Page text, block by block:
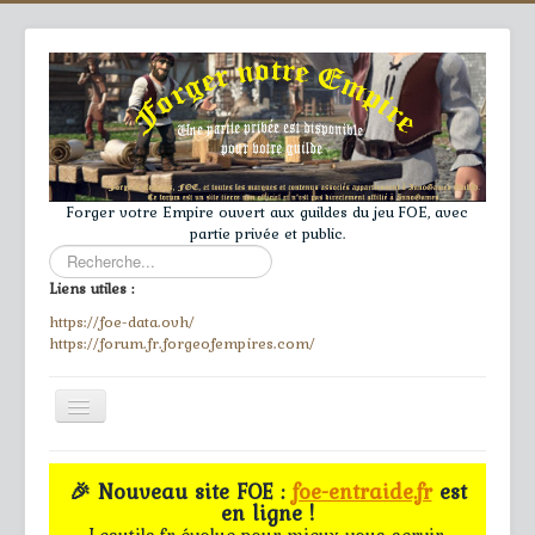
Forger votre Empire ouvert aux guildes du jeu FOE, avec
partie privée et public.
Rechercher
Liens utiles :
https://foe-data.ovh/
https://forum.fr.forgeofempires.com/
Toggle
Navigation
≡
Accueil
🎉 Nouveau site FOE :foe-entraide.frest
en ligne !